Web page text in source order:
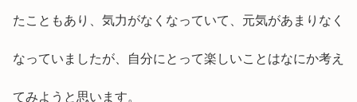
たこともあり、気力がなくなっていて、元気があまりなく
なっていましたが、自分にとって楽しいことはなにか考え
てみようと思います。